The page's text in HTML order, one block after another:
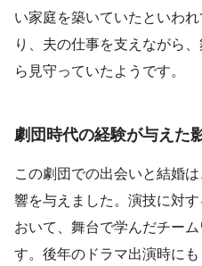
い家庭を築いていたといわ
り、夫の仕事を支えながら
ら見守っていたようです。
劇団時代の経験が与えた
この劇団での出会いと結婚
響を与えました。演技に対
おいて、舞台で学んだチー
す。後年のドラマ出演時に